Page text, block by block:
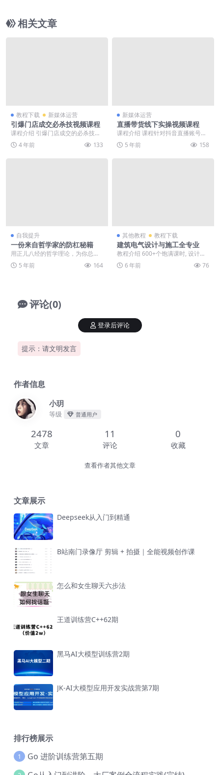
相关文章
教程下载 新媒体运营
引爆门店成交必杀技视频课程
课程介绍 引爆门店成交的必杀技，
你一定要学会！一家金牌门店,拥有
哪些盈利的独门利...
4 年前 133
新媒体运营
直播带货线下实操视频课程
课程介绍 课程针对抖音直播账号起
号的底层逻辑方法账号如何打上精
准标签，教你打开流...
5 年前 158
自我提升
一份来自哲学家的防杠秘籍
用正儿八经的哲学理论，为你总结
了一份杠精常见套路，并倾情传授
防杠秘笈，以便大家不...
5 年前 164
其他教程 教程下载
建筑电气设计与施工全专业
教程介绍 600+个饱满课时, 设计及
施工近27个课程组合而成，包含规
范解读，安...
6 年前 76
评论(0)
提示：请文明发言
登录后评论
作者信息
小玥
等级 普通用户
2478
文章
11
评论
0
收藏
查看作者其他文章
文章展示
Deepseek从入门到精通
B站南门录像厅 剪辑 + 拍摄｜全能视频创作课
怎么和女生聊天六步法
王道训练营C++62期
黑马AI大模型训练营2期
JK-AI大模型应用开发实战营第7期
排行榜展示
1 Go 进阶训练营第五期